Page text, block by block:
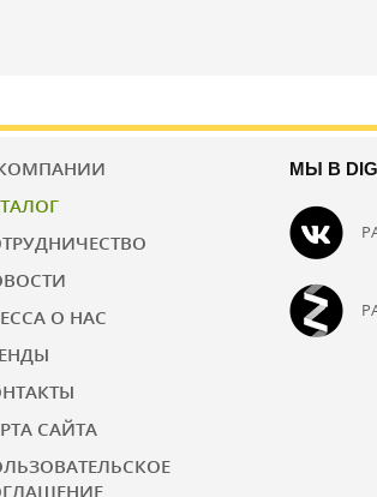
О НАС
САЙТА
МЫ В